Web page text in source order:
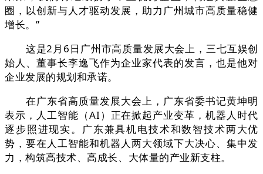
圈，以创新与人才驱动发展，助力广州城市高质量稳健
增长。”
这是2月6日广州市高质量发展大会上，三七互娱创
始人、董事长李逸飞作为企业家代表的发言，也是他对
企业发展的规划和承诺。
在广东省高质量发展大会上，广东省委书记黄坤明
表示，人工智能（AI）正在掀起产业变革，机器人时代
逐步照进现实。广东兼具机电技术和数智技术两大优
势，要在人工智能和机器人两大领域下大决心、集中发
力，构筑高技术、高成长、大体量的产业新支柱。